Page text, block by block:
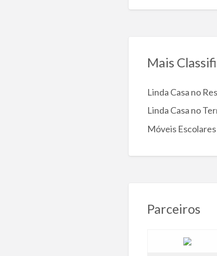
Mais
Linda Casa no
Linda Casa no
Móveis Escolares
Parceiros